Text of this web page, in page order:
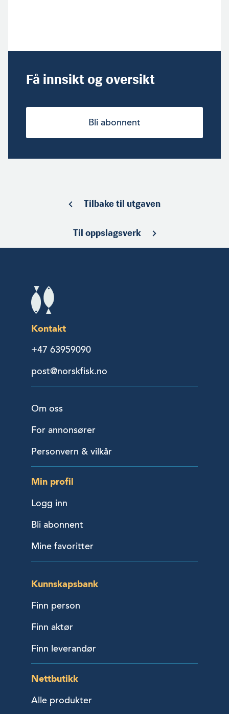
Få innsikt og oversikt
Bli abonnent
Tilbake til utgaven
Til oppslagsverk
Kontakt
+47 63959090
post@norskfisk.no
Om oss
For annonsører
Personvern & vilkår
Min profil
Logg inn
Bli abonnent
Mine favoritter
Kunnskapsbank
Finn person
Finn aktør
Finn leverandør
Nettbutikk
Alle produkter